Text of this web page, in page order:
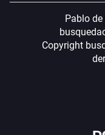
Pablo
Copyright